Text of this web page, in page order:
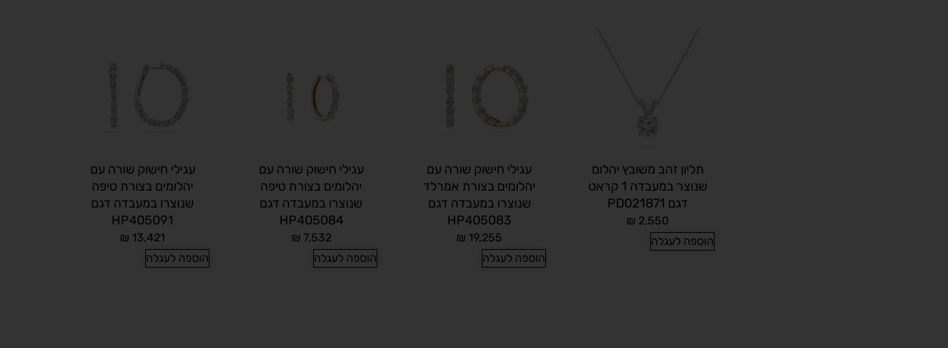
תליון זהב משובץ יהלום
שנוצר במעבדה 1 קראט
דגם PD021871
₪ 2,550
הוספה לעגלה
עגילי חישוק שורה עם
יהלומים בצורת אמרלד
שנוצרו במעבדה דגם
HP405083
₪ 19,255
הוספה לעגלה
עגילי חישוק שורה עם
יהלומים בצורת טיפה
שנוצרו במעבדה דגם
HP405084
₪ 7,532
הוספה לעגלה
עגילי חישוק שורה עם
יהלומים בצורת טיפה
שנוצרו במעבדה דגם
HP405091
₪ 13,421
הוספה לעגלה